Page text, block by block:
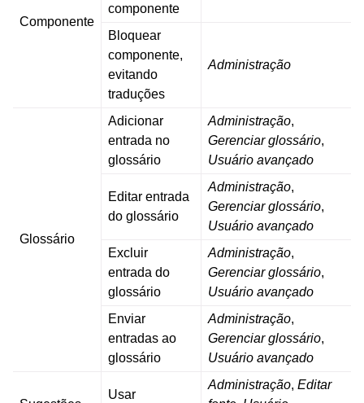
Componente
componente
Bloquear
componente,
evitando
traduções
Administração
Glossário
Adicionar
entrada no
glossário
Administração,
Gerenciar glossário,
Usuário avançado
Editar entrada
do glossário
Administração,
Gerenciar glossário,
Usuário avançado
Excluir
entrada do
glossário
Administração,
Gerenciar glossário,
Usuário avançado
Enviar
entradas ao
glossário
Administração,
Gerenciar glossário,
Usuário avançado
Usar
Administração, Editar